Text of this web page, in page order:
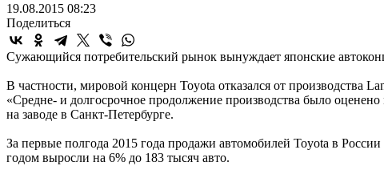
19.08.2015 08:23
Поделиться
Сужающийся потребительский рынок вынуждает японские
В частности, мировой концерн Toyota отказался от производства
«Средне- и долгосрочное продолжение производства было
на заводе в Санкт-Петербурге.
За первые полгода 2015 года продажи автомобилей Toyota в
годом выросли на 6% до 183 тысяч авто.